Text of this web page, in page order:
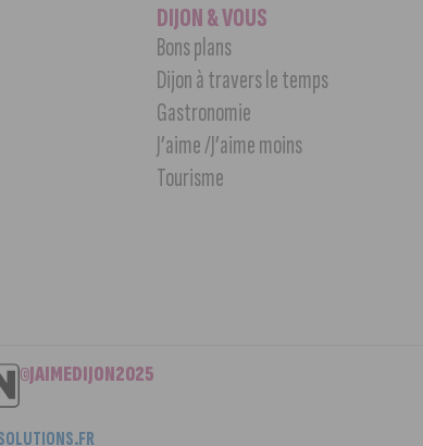
DIJON & VOUS
Bons plans
Dijon à travers le temps
Gastronomie
J’aime /J’aime moins
Tourisme
©JAIMEDIJON2025